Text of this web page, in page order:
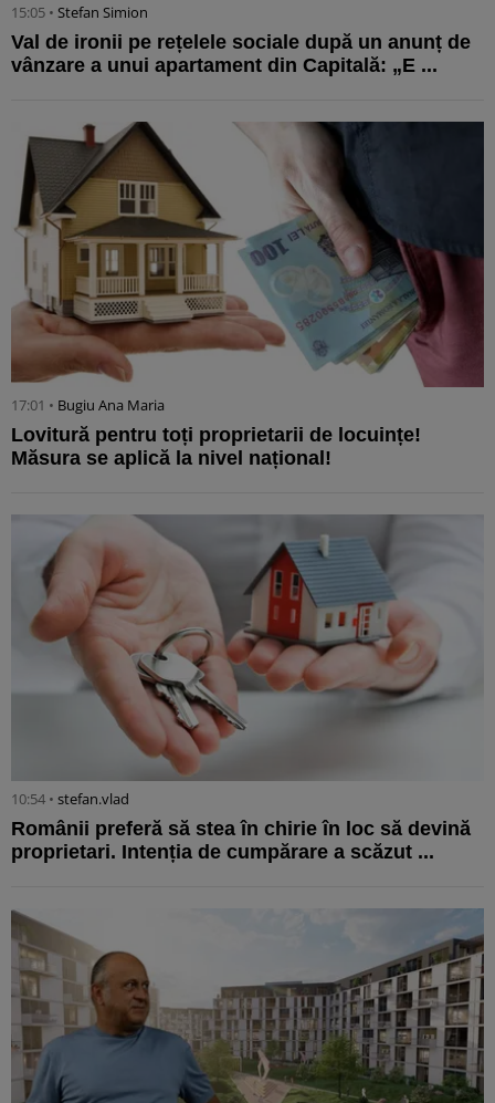
15:05 • Stefan Simion
Val de ironii pe rețelele sociale după un anunț de
vânzare a unui apartament din Capitală: „E ...
17:01 • Bugiu ⁠Ana Maria
Lovitură pentru toți proprietarii de locuințe!
Măsura se aplică la nivel național!
10:54 • stefan.vlad
Românii preferă să stea în chirie în loc să devină
proprietari. Intenția de cumpărare a scăzut ...